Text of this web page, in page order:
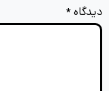
دیدگاه*